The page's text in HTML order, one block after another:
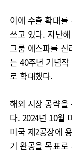
이에 수출 확대를
쓰고 있다. 지난
그룹 에스파를 신
는 40주년 기념작
로 확대했다.
해외 시장 공략을
다. 2024년 10월
미국 제2공장에
기 완공을 목표로